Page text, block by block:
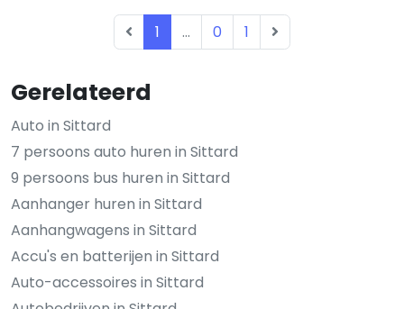
Gerelateerd
Auto in Sittard
7 persoons auto huren in Sittard
9 persoons bus huren in Sittard
Aanhanger huren in Sittard
Aanhangwagens in Sittard
Accu's en batterijen in Sittard
Auto-accessoires in Sittard
1 ... 0 1